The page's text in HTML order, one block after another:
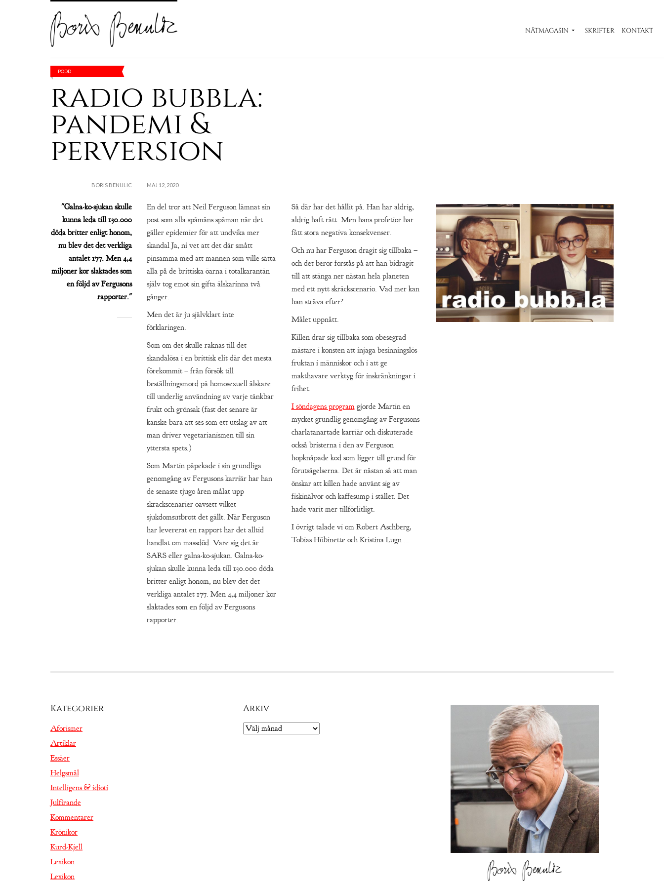
NÄTMAGASIN SKRIFTER KONTAKT
PODD
radio bubbla:
pandemi &
perversion
BORIS BENULIC
"Galna-ko-sjukan skulle
kunna leda till 150.000
döda britter enligt honom,
nu blev det det verkliga
antalet 177. Men 4,4
miljoner kor slaktades som
en följd av Fergusons
rapporter."
MAJ 12, 2020
En del tror att Neil Ferguson lämnat sin
post som alla spåmäns spåman när det
gäller epidemier för att undvika mer
skandal Ja, ni vet att det där smått
pinsamma med att mannen som ville sätta
alla på de brittiska öarna i totalkarantän
själv tog emot sin gifta älskarinna två
gånger.
Men det är ju självklart inte
förklaringen.
Som om det skulle räknas till det
skandalösa i en brittisk elit där det mesta
förekommit – från försök till
beställningsmord på homosexuell älskare
till underlig användning av varje tänkbar
frukt och grönsak (fast det senare är
kanske bara att ses som ett utslag av att
man driver vegetarianismen till sin
yttersta spets.)
Som Martin påpekade i sin grundliga
genomgång av Fergusons karriär har han
de senaste tjugo åren målat upp
skräckscenarier oavsett vilket
sjukdomsutbrott det gällt. När Ferguson
har levererat en rapport har det alltid
handlat om massdöd. Vare sig det är
SARS eller galna-ko-sjukan. Galna-ko-
sjukan skulle kunna leda till 150.000 döda
britter enligt honom, nu blev det det
verkliga antalet 177. Men 4,4 miljoner kor
slaktades som en följd av Fergusons
rapporter.
Så där har det hållit på. Han har aldrig,
aldrig haft rätt. Men hans profetior har
fått stora negativa konsekvenser.
Och nu har Ferguson dragit sig tillbaka –
och det beror förstås på att han bidragit
till att stänga ner nästan hela planeten
med ett nytt skräckscenario. Vad mer kan
han sträva efter?
Målet uppnått.
Killen drar sig tillbaka som obesegrad
mästare i konsten att injaga besinningslös
fruktan i människor och i att ge
makthavare verktyg för inskränkningar i
frihet.
I söndagens programgjorde Martin en
mycket grundlig genomgång av Fergusons
charlatanartade karriär och diskuterade
också bristerna i den av Ferguson
hopknåpade kod som ligger till grund för
förutsägelserna. Det är nästan så att man
önskar att killen hade använt sig av
fiskinälvor och kaffesump i stället. Det
hade varit mer tillförlitligt.
I övrigt talade vi om Robert Aschberg,
Tobias Hübinette och Kristina Lugn …
Kategorier
Aforismer
Artiklar
Essäer
Helgsmål
Intelligens & idioti
Julfirande
Kommentarer
Krönikor
Kurd-Kjell
Lexikon
Lexikon
Arkiv
Arkiv